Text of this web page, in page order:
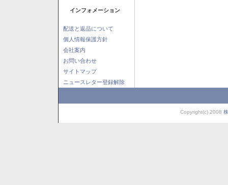
インフォメーション
配送と返品について
個人情報保護方針
会社案内
お問い合わせ
サイトマップ
ニュースレター登録解除
Copyright(c) 2008